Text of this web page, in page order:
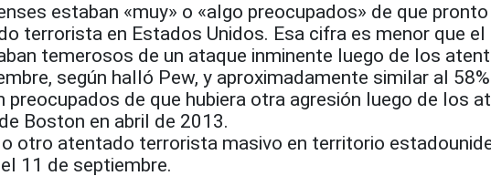
estaban «muy» o «algo preocupados» de que
terrorista en Estados Unidos. Esa cifra es menor que el
temerosos de un ataque inminente luego de los
según halló Pew, y aproximadamente similar al
preocupados de que hubiera otra agresión luego de los
Boston en abril de 2013.
otro atentado terrorista masivo en territorio
11 de septiembre.